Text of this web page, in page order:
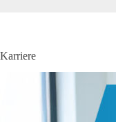
Karriere